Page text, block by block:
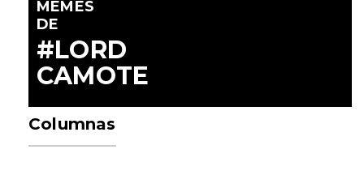
MEMES
DE
#LORD
CAMOTE
Columnas